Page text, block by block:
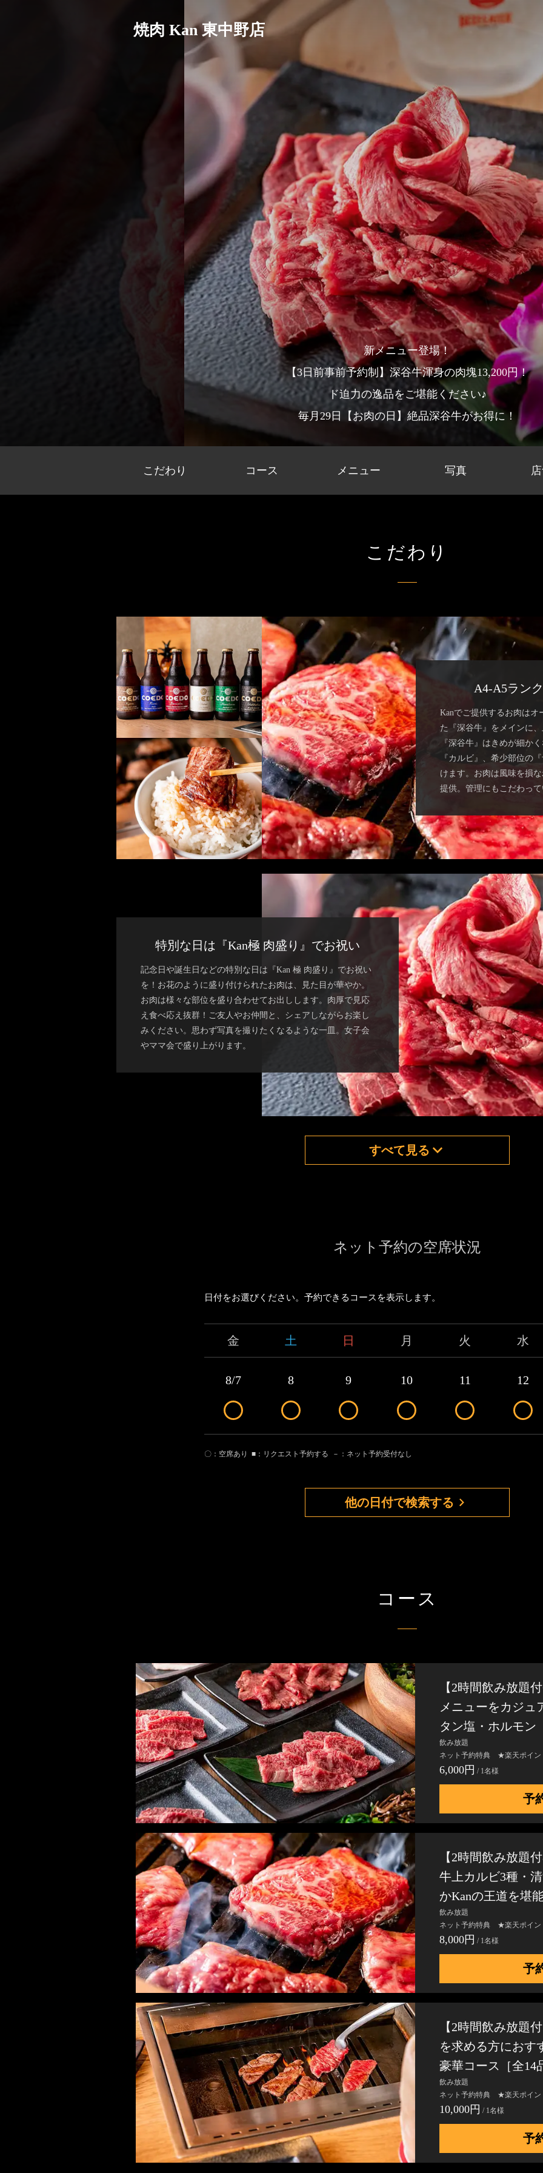
焼肉 Kan 東中野店
新メニュー登場！
【3日前事前予約制】深谷牛渾身の肉塊13,200円！
ド迫力の逸品をご堪能ください♪
毎月29日【お肉の日】絶品深谷牛がお得に！
こだわり コース メニュー 写真
こだわり
A4-A5ラン
Kanでご提供するお肉は
た『深谷牛』をメインに
『深谷牛』はきめが細か
『カルビ』、希少部位の
けます。お肉は風味を損
提供。管理にもこだわっ
特別な日は『Kan極 肉盛り』でお祝い
記念日や誕生日などの特別な日は『Kan 極 肉盛り』でお祝い
を！お花のように盛り付けられたお肉は、見た目が華やか。
お肉は様々な部位を盛り合わせてお出しします。肉厚で見応
え食べ応え抜群！ご友人やお仲間と、シェアしながらお楽し
みください。思わず写真を撮りたくなるような一皿。女子会
やママ会で盛り上がります。
すべて見る
ネット予約の空席状況
日付をお選びください。予約できるコースを表示します。
金 土 日 月 火 水
8/7 8 9 10 11 12
〇：空席あり ■：リクエスト予約する －：ネット予約受付なし
他の日付で検索する
コース
【2時間飲み放題
メニューをカジュ
タン塩・ホルモン
飲み放題
ネット予約特典 ★楽天ポイン
6,000円 / 1名様
予
【2時間飲み放題
牛上カルビ3種・
かKanの王道を堪
飲み放題
ネット予約特典 ★楽天ポイン
8,000円 / 1名様
予
【2時間飲み放題
を求める方におす
豪華コース［全14
飲み放題
ネット予約特典 ★楽天ポイン
10,000円 / 1名様
予